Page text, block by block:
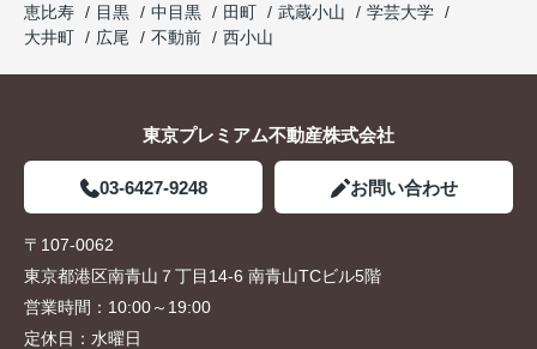
恵比寿
目黒 中目黒 田町 武蔵小山
学芸大学
大井町
広尾 不動前 西小山
東京プレミアム不動産株式会社
03-6427-9248 お問い合わせ
〒107-0062
東京都港区南青山７丁目14-6 南青山TCビル5階
営業時間： 10:00～19:00
定休日： 水曜日